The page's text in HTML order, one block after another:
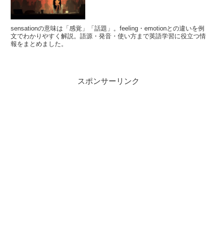
sensationの意味は「感覚」「話題」。feeling・emotionとの違いを例
文でわかりやすく解説。語源・発音・使い方まで英語学習に役立つ情
報をまとめました。
スポンサーリンク